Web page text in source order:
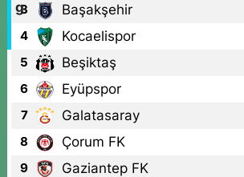
3 Başakşehir
4 Kocaelispor
5 Beşiktaş
6 Eyüpspor
7 Galatasaray
8 Çorum FK
9 Gaziantep FK